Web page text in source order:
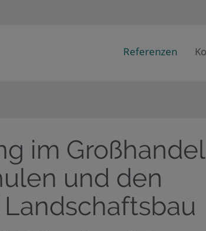
Referenzen
im Großhandel
und den